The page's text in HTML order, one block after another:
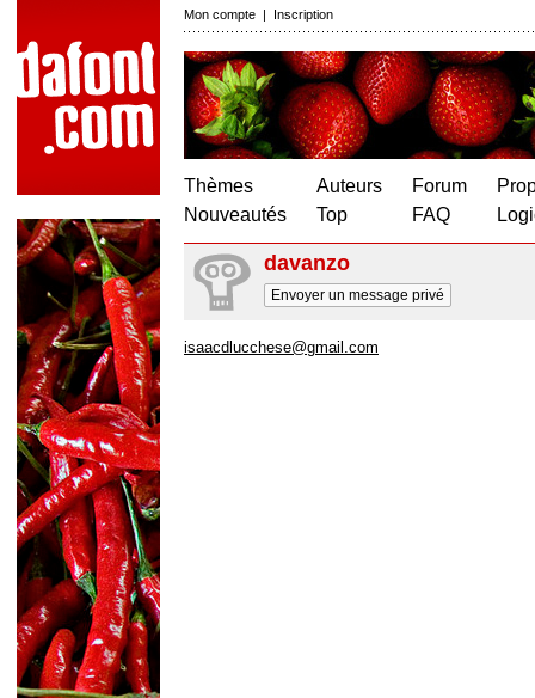
Mon compte | Inscription
Thèmes
Nouveautés
Auteurs
Top
Forum
FAQ
davanzo
Envoyer un message privé
isaacdlucchese@gmail.com